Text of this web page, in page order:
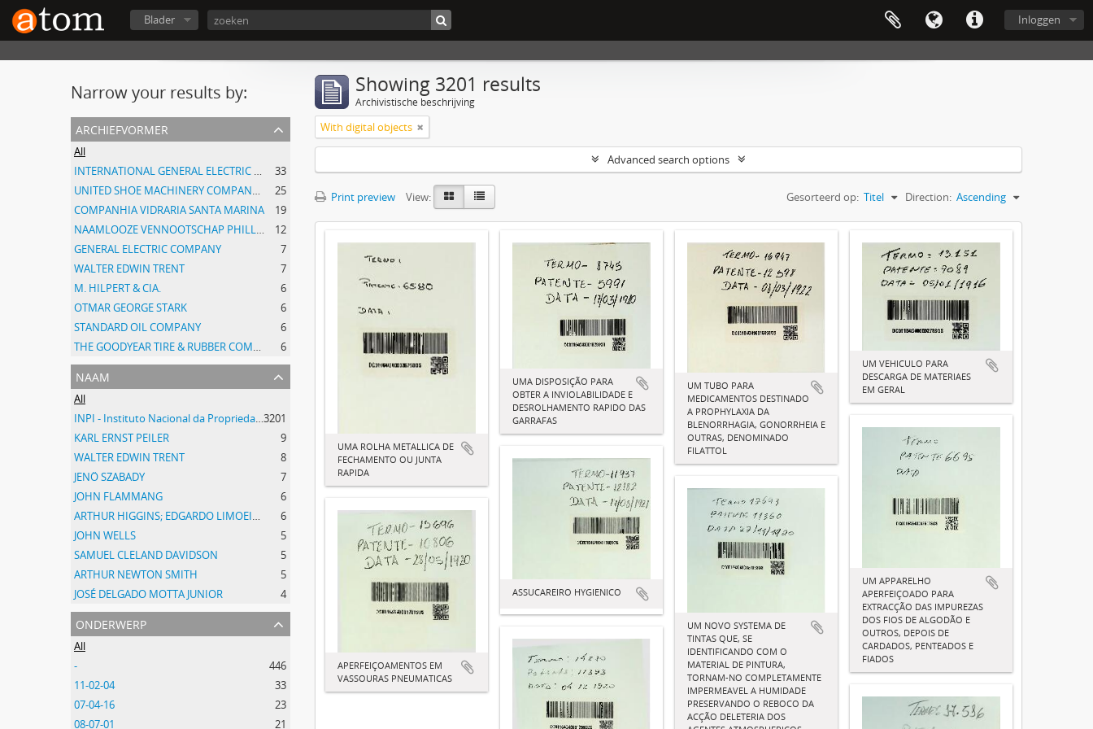
Inloggen
Blader
Narrow your results by:
archiefvormer
All
INTERNATIONAL GENERAL ELECTRIC COMPANY, INCORPORATED
33
UNITED SHOE MACHINERY COMPANY OF SOUTH AMERICA
25
COMPANHIA VIDRARIA SANTA MARINA
19
NAAMLOOZE VENNOOTSCHAP PHILLIPS GLOEILAMPENFABRIEKEN
12
GENERAL ELECTRIC COMPANY
7
WALTER EDWIN TRENT
7
M. HILPERT & CIA.
6
OTMAR GEORGE STARK
6
STANDARD OIL COMPANY
6
THE GOODYEAR TIRE & RUBBER COMPANY
6
naam
All
INPI - Instituto Nacional da Propriedade Industrial3201
KARL ERNST PEILER
9
WALTER EDWIN TRENT
8
JENÖ SZABADY
7
JOHN FLAMMANG
6
ARTHUR HIGGINS; EDGARDO LIMOEIRO
6
JOHN WELLS
5
SAMUEL CLELAND DAVIDSON
5
ARTHUR NEWTON SMITH
5
JOSÉ DELGADO MOTTA JUNIOR
4
onderwerp
All
-
446
11-02-04
33
07-04-16
23
08-07-01
21
Showing 3201 results
Archivistische beschrijving
With digital objects
Advanced search options
Print preview View: Gesorteerd op: Titel Direction: Ascending
UMA ROLHA METALLICA DE
FECHAMENTO OU JUNTA
RAPIDA
UMA DISPOSIÇÃO PARA
OBTER A INVIOLABILIDADE E
DESROLHAMENTO RAPIDO DAS
GARRAFAS
UM TUBO PARA
MEDICAMENTOS DESTINADO
A PROPHYLAXIA DA
BLENORRHAGIA, GONORRHEIA E
OUTRAS, DENOMINADO
FILATTOL
UM VEHICULO PARA
DESCARGA DE MATERIAES
EM GERAL
UM APPARELHO
APERFEIÇOADO PARA
EXTRACÇÃO DAS IMPUREZAS
DOS FIOS DE ALGODÃO E
OUTROS, DEPOIS DE
CARDADOS, PENTEADOS E
FIADOS
ASSUCAREIRO HYGIENICO
UM NOVO SYSTEMA DE
TINTAS QUE, SE
IDENTIFICANDO COM O
MATERIAL DE PINTURA,
TORNAM-NO COMPLETAMENTE
IMPERMEAVEL A HUMIDADE
PRESERVANDO O REBOCO DA
ACÇÃO DELETERIA DOS
APERFEIÇOAMENTOS EM
VASSOURAS PNEUMATICAS